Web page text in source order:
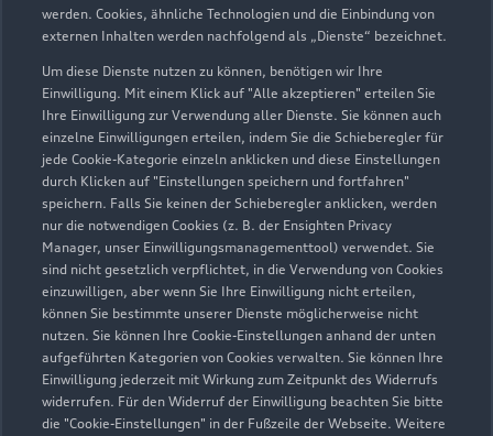
werden. Cookies, ähnliche Technologien und die Einbindung von
externen Inhalten werden nachfolgend als „Dienste“ bezeichnet.
Um diese Dienste nutzen zu können, benötigen wir Ihre
Einwilligung. Mit einem Klick auf "Alle akzeptieren" erteilen Sie
Ihre Einwilligung zur Verwendung aller Dienste. Sie können auch
einzelne Einwilligungen erteilen, indem Sie die Schieberegler für
jede Cookie-Kategorie einzeln anklicken und diese Einstellungen
durch Klicken auf "Einstellungen speichern und fortfahren"
speichern. Falls Sie keinen der Schieberegler anklicken, werden
nur die notwendigen Cookies (z. B. der Ensighten Privacy
Manager, unser Einwilligungsmanagementtool) verwendet. Sie
sind nicht gesetzlich verpflichtet, in die Verwendung von Cookies
einzuwilligen, aber wenn Sie Ihre Einwilligung nicht erteilen,
können Sie bestimmte unserer Dienste möglicherweise nicht
nutzen. Sie können Ihre Cookie-Einstellungen anhand der unten
aufgeführten Kategorien von Cookies verwalten. Sie können Ihre
Einwilligung jederzeit mit Wirkung zum Zeitpunkt des Widerrufs
widerrufen. Für den Widerruf der Einwilligung beachten Sie bitte
die "Cookie-Einstellungen" in der Fußzeile der Webseite. Weitere
06886 Wittenberg
03491 626140
info@ah-wittenberg.de
Kontaktdaten herunterladen
Öffnungszeiten
Verkauf
Schließt bald 18:00